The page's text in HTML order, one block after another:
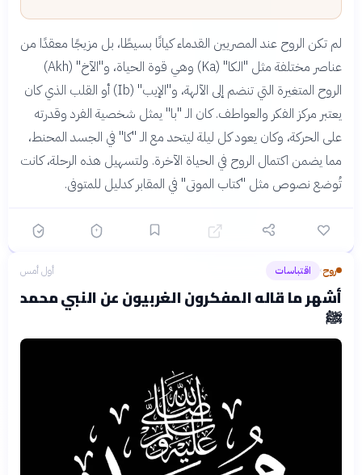
لم تكن الروح عند المصريين القدماء كيانًا بسيطًا، بل مزيجًا معقدًا من
عناصر مختلفة مثل "الكا" (Ka) وهي قوة الحياة، و"الآخ" (Akh)
الروح المتغيرة التي تنضم إلى الآلهة، و"الإيب" (Ib) أو القلب الذي كان
يعتبر مركز الفكر والعواطف. كان الـ "با" يمثل شخصية الفرد وقدرته
على الحركة، وكان يعود كل ليلة ليتحد مع الـ "كا" في الجسد المحنط،
مما يضمن اكتمال الروح في الحياة الآخرة. ولتسهيل هذه الرحلة، كانت
تُوضع نصوص مثل "كتاب الموتى" في المقابر كدليل للمتوفى.
روح› اقتباسات أول أمس
أشهر ما قاله المفكرون الغربيون عن النبي محمد
ﷺ